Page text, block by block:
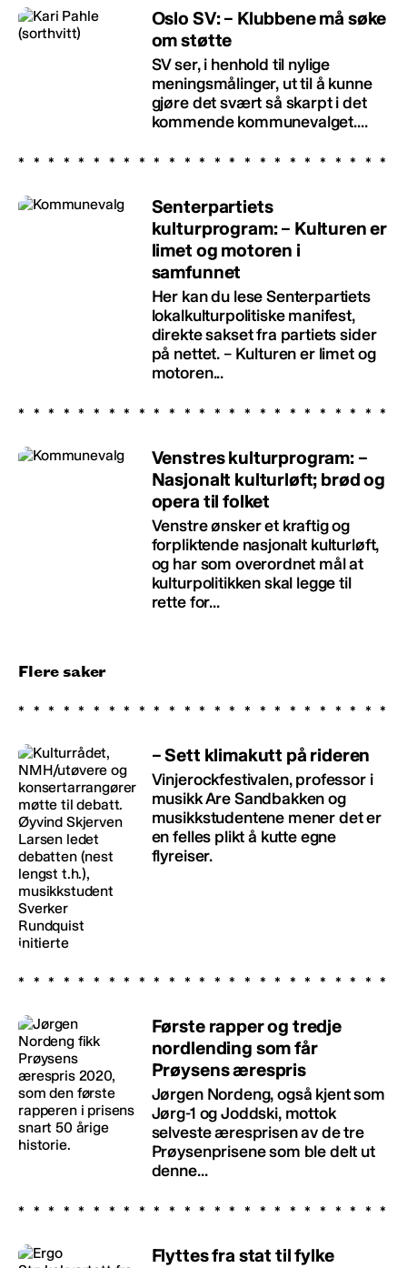
Oslo SV: – Klubbene må søke
om støtte
SV ser, i henhold til nylige
meningsmålinger, ut til å kunne
gjøre det svært så skarpt i det
kommende kommunevalget....
Senterpartiets
kulturprogram: – Kulturen er
limet og motoren i
samfunnet
Her kan du lese Senterpartiets
lokalkulturpolitiske manifest,
direkte sakset fra partiets sider
på nettet. – Kulturen er limet og
motoren...
Venstres kulturprogram: –
Nasjonalt kulturløft; brød og
opera til folket
Venstre ønsker et kraftig og
forpliktende nasjonalt kulturløft,
og har som overordnet mål at
kulturpolitikken skal legge til
rette for...
Flere saker
– Sett klimakutt på rideren
Vinjerockfestivalen, professor i
musikk Are Sandbakken og
musikkstudentene mener det er
en felles plikt å kutte egne
flyreiser.
Første rapper og tredje
nordlending som får
Prøysens ærespris
Jørgen Nordeng, også kjent som
Jørg-1 og Joddski, mottok
selveste æresprisen av de tre
Prøysenprisene som ble delt ut
denne...
Flyttes fra stat til fylke